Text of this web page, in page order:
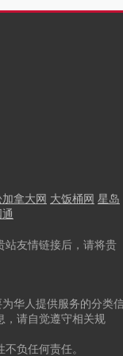
拿大网 大饭桶网 星岛
站友情链接后，请将贵
华人提供服务的分类
，请自觉遵守相关规
负任何责任。